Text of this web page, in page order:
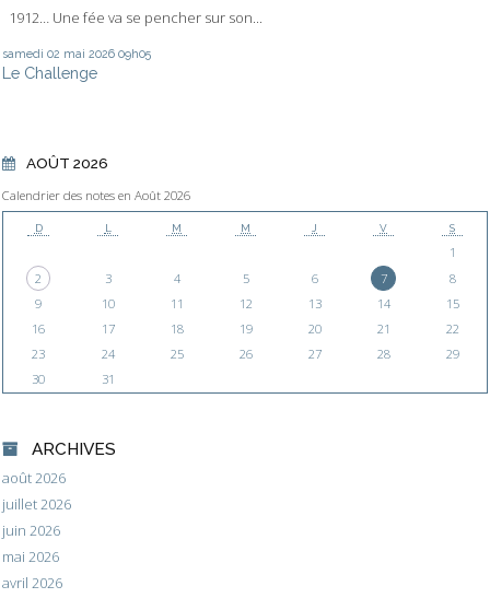
1912… Une fée va se pencher sur son...
samedi 02 mai 2026 09h05
Le Challenge
AOÛT 2026
Calendrier des notes en Août 2026
D L M M J V S
1
2
3 4 5 6 7
8
9
10 11 12 13 14
15
16
17 18 19 20 21
22
23
24 25 26 27 28
29
30
31
ARCHIVES
août 2026
juillet 2026
juin 2026
mai 2026
avril 2026